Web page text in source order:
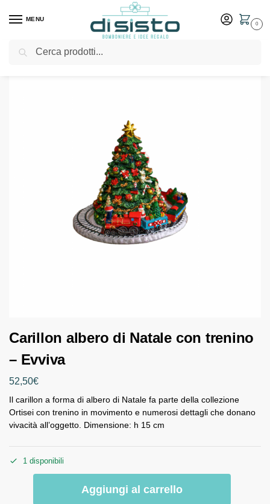
MENU
0
Home Shop Carillon albero di Natale con trenino – Evviva
Carillon albero di Natale con trenino
– Evviva
52,50€
Il carillon a forma di albero di Natale fa parte della collezione
Ortisei con trenino in movimento e numerosi dettagli che donano
vivacità all’oggetto. Dimensione: h 15 cm
1 disponibili
Aggiungi al carrello